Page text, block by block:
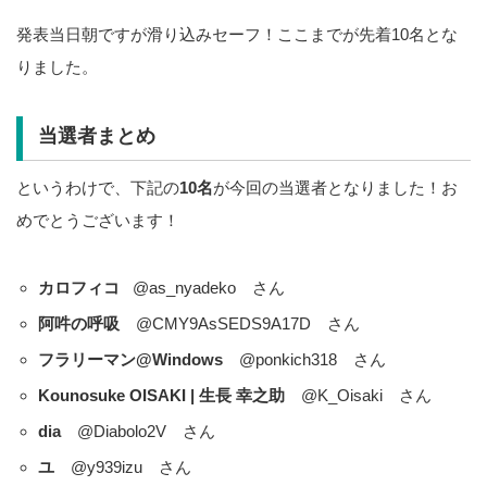
発表当日朝ですが滑り込みセーフ！ここまでが先着10名とな
りました。
当選者まとめ
というわけで、下記の10名が今回の当選者となりました！お
めでとうございます！
カロフィコ @as_nyadeko さん
阿吽の呼吸 @CMY9AsSEDS9A17D さん
フラリーマン@Windows@ponkich318 さん
Kounosuke OISAKI | 生長 幸之助@K_Oisaki さん
dia@Diabolo2V さん
ユ@y939izu さん